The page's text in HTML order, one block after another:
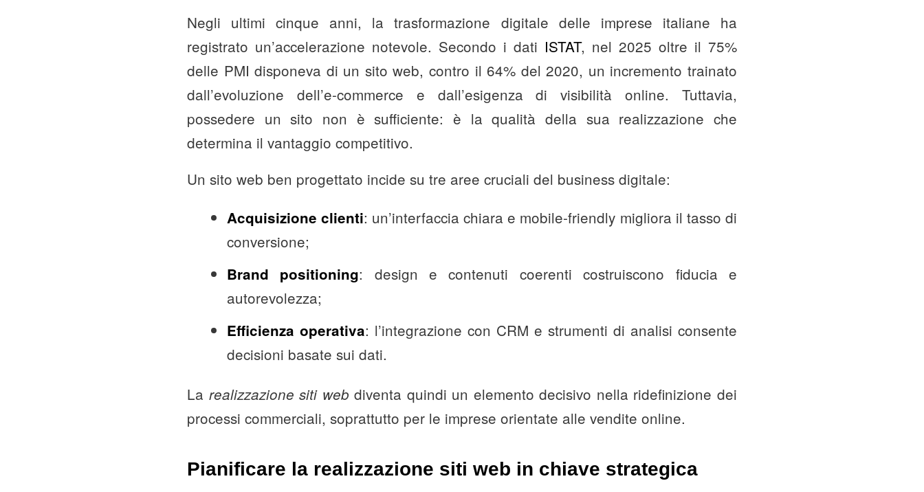
Negli ultimi cinque anni, la trasformazione digitale delle imprese italiane ha
registrato un’accelerazione notevole. Secondo i dati ISTAT, nel 2025 oltre il 75%
delle PMI disponeva di un sito web, contro il 64% del 2020, un incremento trainato
dall’evoluzione dell’e-commerce e dall’esigenza di visibilità online. Tuttavia,
possedere un sito non è sufficiente: è la qualità della sua realizzazione che
determina il vantaggio competitivo.
Un sito web ben progettato incide su tre aree cruciali del business digitale:
Acquisizione clienti: un’interfaccia chiara e mobile-friendly migliora il tasso di
conversione;
Brand positioning: design e contenuti coerenti costruiscono fiducia e
autorevolezza;
Efficienza operativa: l’integrazione con CRM e strumenti di analisi consente
decisioni basate sui dati.
La realizzazione siti web diventa quindi un elemento decisivo nella ridefinizione dei
processi commerciali, soprattutto per le imprese orientate alle vendite online.
Pianificare la realizzazione siti web in chiave strategica